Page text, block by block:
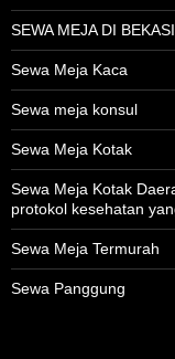
SEWA MEJA DI BEKASI
Sewa Meja Kaca
Sewa meja konsul
Sewa Meja Kotak
Sewa Meja Kotak
protokol kesehatan
Sewa Meja Termurah
Sewa Panggung